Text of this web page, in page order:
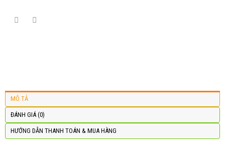
MÔ TẢ
ĐÁNH GIÁ (0)
HƯỚNG DẪN THANH TOÁN & MUA HÀNG